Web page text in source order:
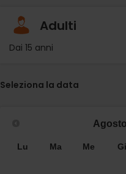
Adulti
Dai 15 anni
Seleziona la data
Agosto
Lu Ma Me Gi